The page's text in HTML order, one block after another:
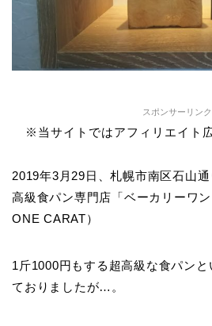
スポンサーリンク
※当サイトではアフィリエイト
2019年3月29日、札幌市南区石山
高級食パン専門店「ベーカリーワ
ONE CARAT）
1斤1000円もする超高級な食パン
ておりましたが…。